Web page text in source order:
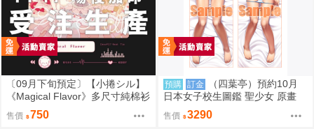
〔09月下旬預定〕【小捲シル】
《Magical Flavor》多尺寸純棉衫
⬢黑市兔－星球蛋糕捲☆ (parod
y: maimai マイマイ) FF47
售價 750
預購 訂金
（四葉亭）預約10月
日本女子校生圖鑑 聖少女 原畫
嵯峨野えみる 日曬ver 抱枕套 08
26
售價 3290